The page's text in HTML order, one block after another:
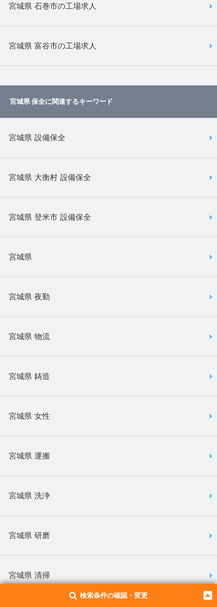
検索条件の確認・変更
宮城県 石巻市の工場求人
宮城県 富谷市の工場求人
宮城県 保全に関連するキーワード
宮城県 設備保全
宮城県 大衡村 設備保全
宮城県 登米市 設備保全
宮城県
宮城県 夜勤
宮城県 物流
宮城県 鋳造
宮城県 女性
宮城県 運搬
宮城県 洗浄
宮城県 研磨
宮城県 清掃